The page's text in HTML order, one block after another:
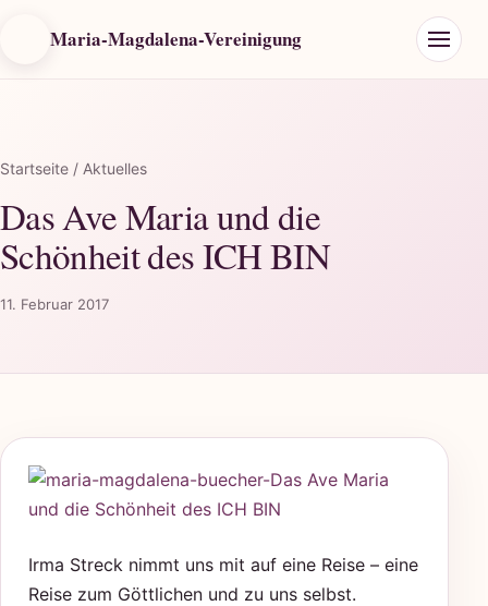
Maria-Magdalena-Vereinigung
Startseite / Aktuelles
Das Ave Maria und die
Schönheit des ICH BIN
11. Februar 2017
Irma Streck nimmt uns mit auf eine Reise – eine
Reise zum Göttlichen und zu uns selbst.